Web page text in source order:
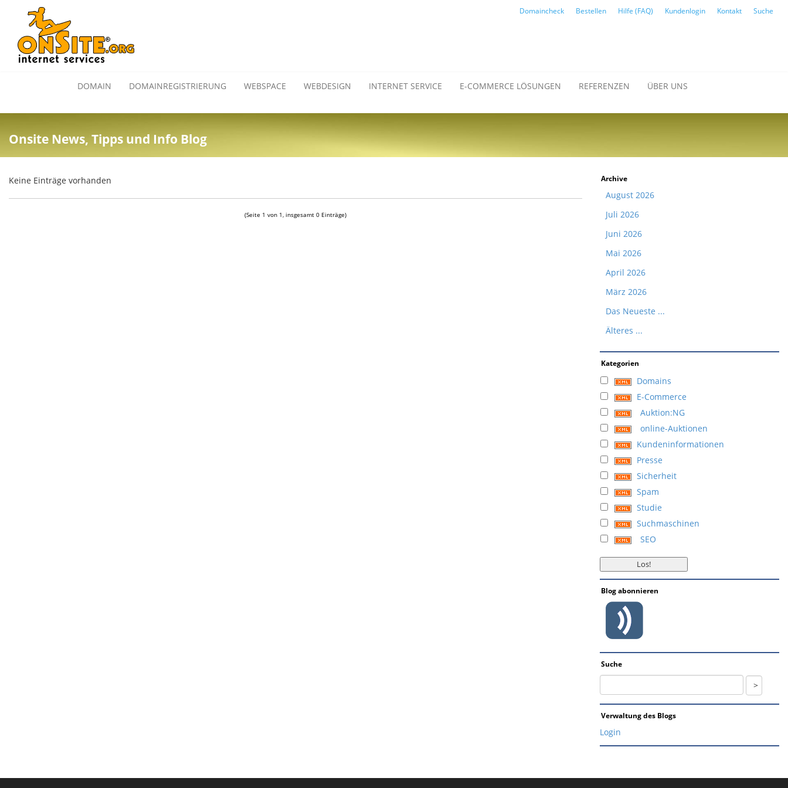
Domaincheck Bestellen Hilfe (FAQ) Kundenlogin Kontakt Suche
DOMAIN DOMAINREGISTRIERUNG WEBSPACE WEBDESIGN INTERNET SERVICE E-COMMERCE LÖSUNGEN REFERENZEN ÜBER UNS
Onsite News, Tipps und Info Blog
Keine Einträge vorhanden
(Seite 1 von 1, insgesamt 0 Einträge)
Archive
August 2026
Juli 2026
Juni 2026
Mai 2026
April 2026
März 2026
Das Neueste ...
Älteres ...
Kategorien
Domains
E-Commerce
Auktion:NG
online-Auktionen
Kundeninformationen
Presse
Sicherheit
Spam
Studie
Suchmaschinen
SEO
Blog abonnieren
Suche
Verwaltung des Blogs
Login